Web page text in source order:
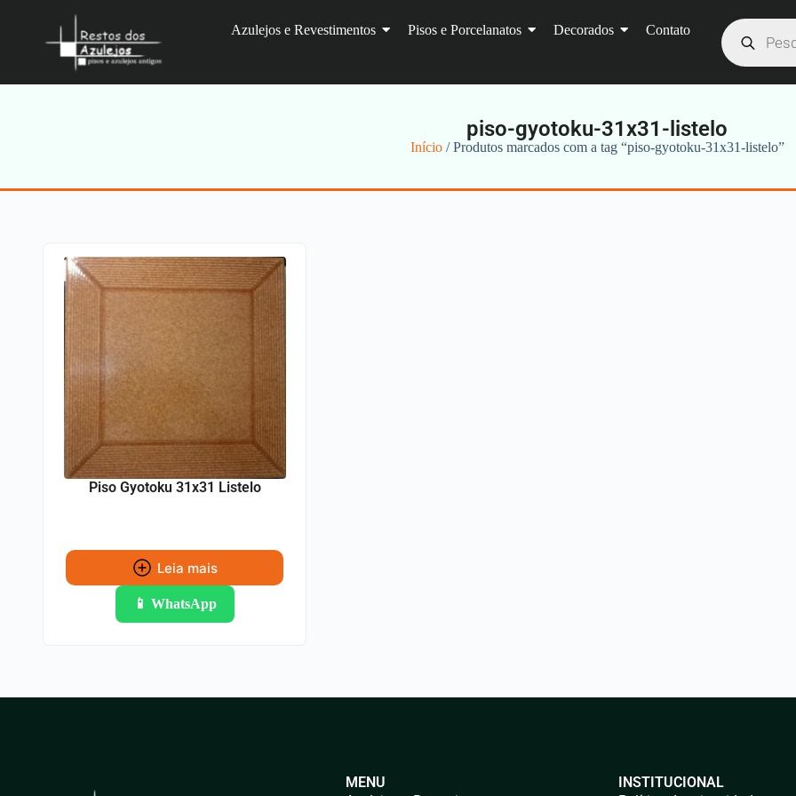
Azulejos e Revestimentos Pisos e Porcelanatos Decorados Contato
piso-gyotoku-31x31-listelo
Início/ Produtos marcados com a tag “piso-gyotoku-31x31-listelo”
Piso Gyotoku 31x31 Listelo
Leia mais
📱 WhatsApp
MENU
INSTITUCIONAL